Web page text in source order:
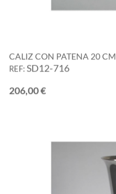
CALIZ CON PATENA 20 CM.
REF: SD12-716
206,00 €Precio